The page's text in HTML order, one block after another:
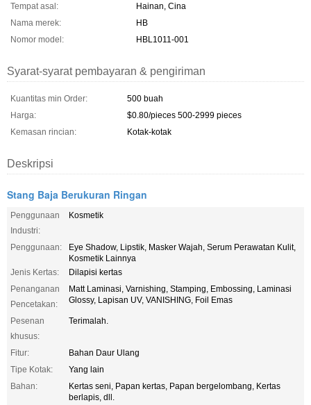
Tempat asal:
Hainan, Cina
Nama merek:
HB
Nomor model:
HBL1011-001
Syarat-syarat pembayaran & pengiriman
Kuantitas min Order:
500 buah
Harga:
$0.80/pieces 500-2999 pieces
Kemasan rincian:
Kotak-kotak
Deskripsi
Stang Baja Berukuran Ringan
Penggunaan
Industri:
Kosmetik
Penggunaan:
Eye Shadow, Lipstik, Masker Wajah, Serum Perawatan Kulit,
Kosmetik Lainnya
Jenis Kertas:
Dilapisi kertas
Penanganan
Pencetakan:
Matt Laminasi, Varnishing, Stamping, Embossing, Laminasi
Glossy, Lapisan UV, VANISHING, Foil Emas
Pesenan
khusus:
Terimalah.
Fitur:
Bahan Daur Ulang
Tipe Kotak:
Yang lain
Bahan:
Kertas seni, Papan kertas, Papan bergelombang, Kertas
berlapis, dll.